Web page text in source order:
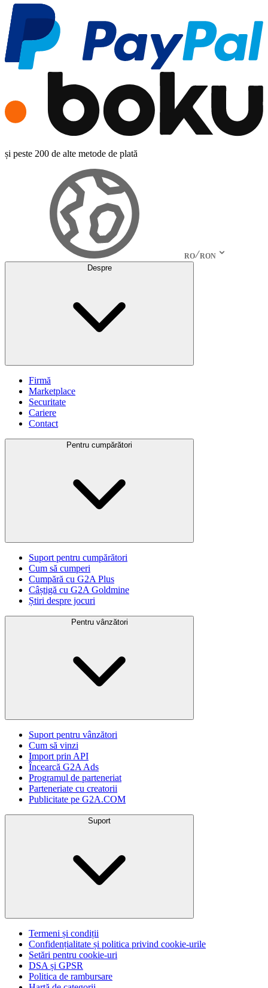
și peste 200 de alte metode de plată
RO RON
Despre
Firmă
Marketplace
Securitate
Cariere
Contact
Pentru cumpărători
Suport pentru cumpărători
Cum să cumperi
Cumpără cu G2A Plus
Câștigă cu G2A Goldmine
Știri despre jocuri
Pentru vânzători
Suport pentru vânzători
Cum să vinzi
Import prin API
Încearcă G2A Ads
Programul de parteneriat
Parteneriate cu creatorii
Publicitate pe G2A.COM
Suport
Termeni și condiții
Confidențialitate și politica privind cookie-urile
Setări pentru cookie-uri
DSA și GPSR
Politica de rambursare